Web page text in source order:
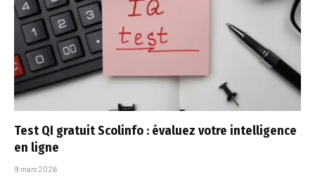
Test QI gratuit Scolinfo : évaluez votre intelligence
en ligne
9 mars 2026